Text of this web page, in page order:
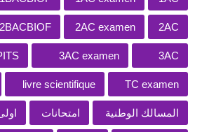
2AC
2AC examen
2BACBIOF
3AC
3AC examen
TC examen
livre scientifique
المسالك الوطنية امتحانات